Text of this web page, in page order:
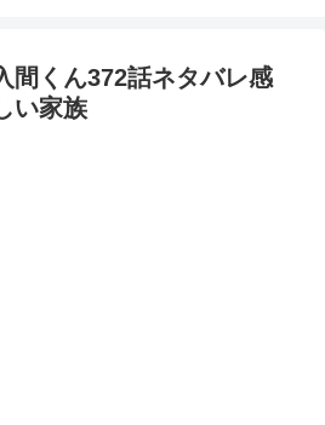
間くん372話ネタバレ感
い家族